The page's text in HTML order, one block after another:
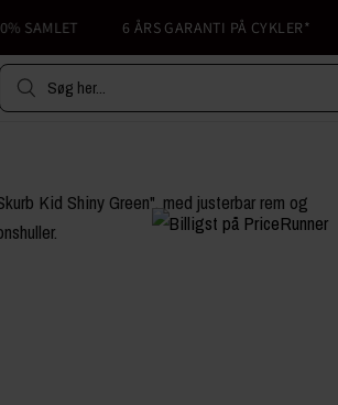
6 ÅRS GARANTI PÅ CYKLER*
Søg her...